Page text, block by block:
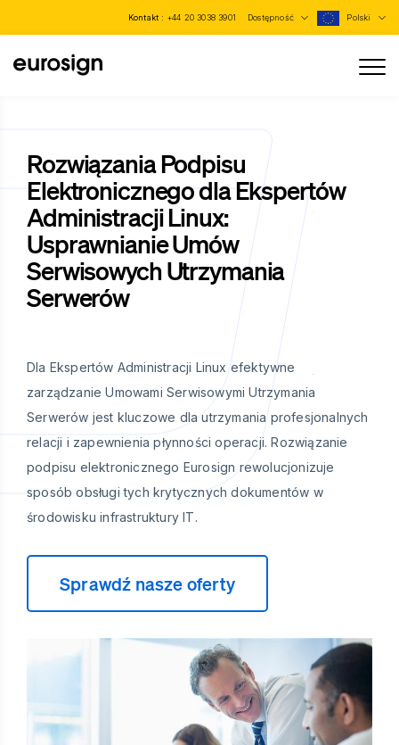
Kontakt : +44 20 3038 3901 Dostępność Polski
Rozwiązania Podpisu
Elektronicznego dla Ekspertów
Administracji Linux:
Usprawnianie Umów
Serwisowych Utrzymania
Serwerów
Dla Ekspertów Administracji Linux efektywne
zarządzanie Umowami Serwisowymi Utrzymania
Serwerów jest kluczowe dla utrzymania profesjonalnych
relacji i zapewnienia płynności operacji. Rozwiązanie
podpisu elektronicznego Eurosign rewolucjonizuje
sposób obsługi tych krytycznych dokumentów w
środowisku infrastruktury IT.
Sprawdź nasze oferty